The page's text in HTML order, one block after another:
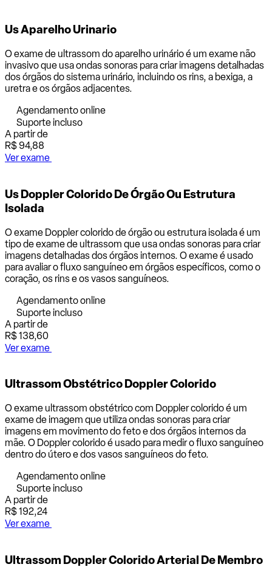
Us Aparelho Urinario
O exame de ultrassom do aparelho urinário é um exame não
invasivo que usa ondas sonoras para criar imagens detalhadas
dos órgãos do sistema urinário, incluindo os rins, a bexiga, a
uretra e os órgãos adjacentes.
Agendamento online
Suporte incluso
A partir de
R$ 94,88
Ver exame
Us Doppler Colorido De Órgão Ou Estrutura
Isolada
O exame Doppler colorido de órgão ou estrutura isolada é um
tipo de exame de ultrassom que usa ondas sonoras para criar
imagens detalhadas dos órgãos internos. O exame é usado
para avaliar o fluxo sanguíneo em órgãos específicos, como o
coração, os rins e os vasos sanguíneos.
Agendamento online
Suporte incluso
A partir de
R$ 138,60
Ver exame
Ultrassom Obstétrico Doppler Colorido
O exame ultrassom obstétrico com Doppler colorido é um
exame de imagem que utiliza ondas sonoras para criar
imagens em movimento do feto e dos órgãos internos da
mãe. O Doppler colorido é usado para medir o fluxo sanguíneo
dentro do útero e dos vasos sanguíneos do feto.
Agendamento online
Suporte incluso
A partir de
R$ 192,24
Ver exame
Ultrassom Doppler Colorido Arterial De Membro